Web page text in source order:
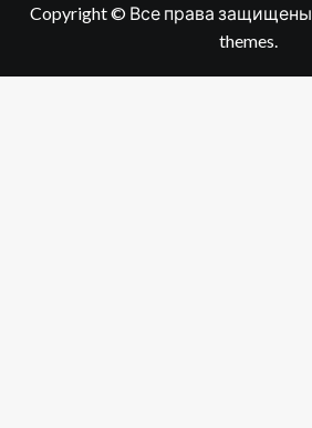
Copyright © Все права защищены.
themes.